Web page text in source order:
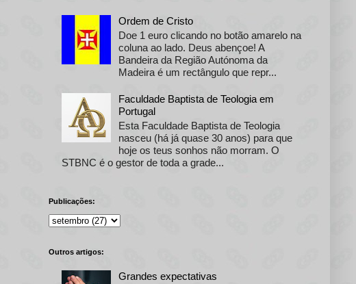
Ordem de Cristo
Doe 1 euro clicando no botão amarelo na
coluna ao lado. Deus abençoe! A
Bandeira da Região Autónoma da
Madeira é um rectângulo que repr...
Faculdade Baptista de Teologia em
Portugal
Esta Faculdade Baptista de Teologia
nasceu (há já quase 30 anos) para que
hoje os teus sonhos não morram. O
STBNC é o gestor de toda a grade...
Publicações:
Outros artigos:
Grandes expectativas